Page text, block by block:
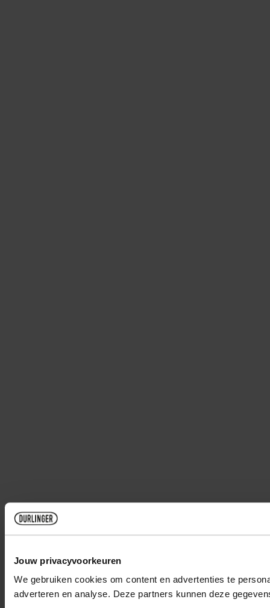
Jouw privacyvoorkeuren
We gebruiken cookies om content en advertenties te
adverteren en analyse. Deze partners kunnen deze